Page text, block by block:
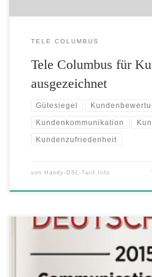
TELE COLUMBUS
Tele Columbus für
ausgezeichnet
Gütesiegel
Kundenkommunikation
Kundenzufriedenheit
von Handy-DSL-Tarif.Info
Bereits zum zweiten Mal in Folge